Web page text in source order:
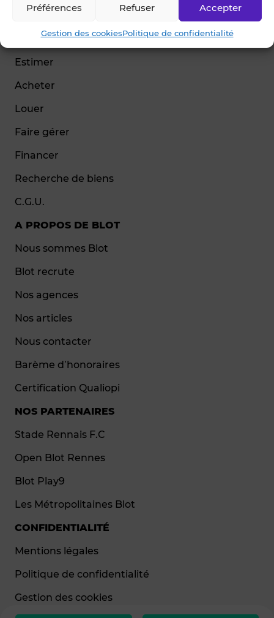
Accepter
Refuser
Préférences
Gestion des cookiesPolitique de confidentialité
Vendre
Estimer
Acheter
Louer
Faire gérer
Financer
Recherche de biens
C.G.U.
A PROPOS DE BLOT
Nous sommes Blot
Blot recrute
Nos agences
Nos articles
Nous contacter
Barème d’honoraires
Certification Qualiopi
NOS PARTENAIRES
Stade Rennais F.C
Open Blot Rennes
Blot Play9
Les Métropolitaines Blot
CONFIDENTIALITÉ
Mentions légales
Politique de confidentialité
Gestion des cookies